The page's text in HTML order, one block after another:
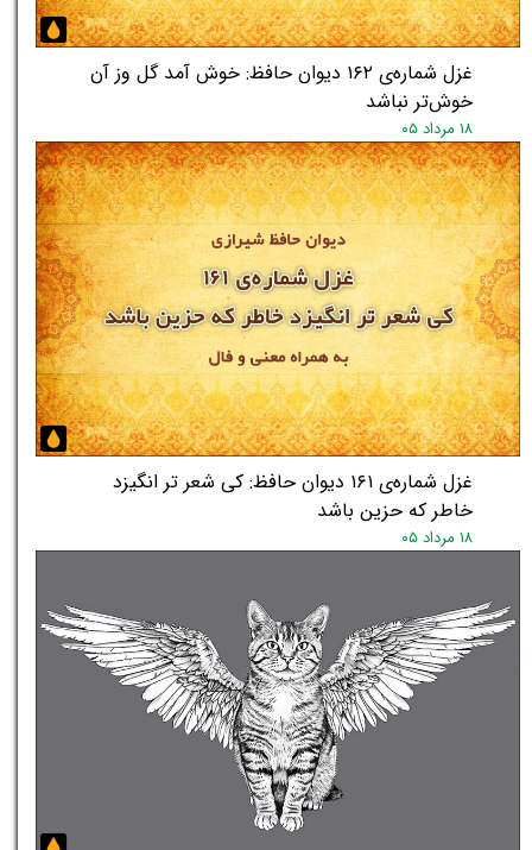
★★
غزل شماره‌ی ۱۶۲ دیوان حافظ: خوش آمد گل وز آن
خوش‌تر نباشد
۱۸ مرداد ۰۵
غزل شماره‌ی ۱۶۱ دیوان حافظ: کی شعر تر انگیزد
خاطر که حزین باشد
۱۸ مرداد ۰۵